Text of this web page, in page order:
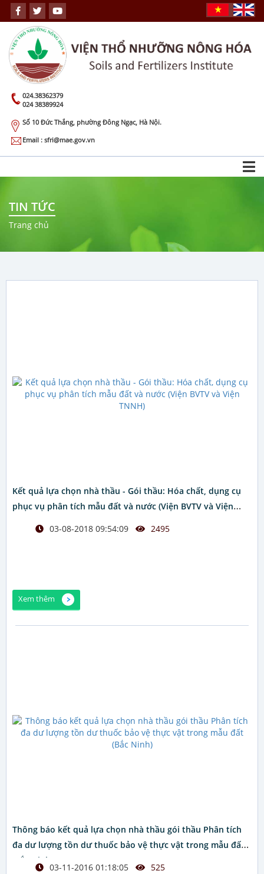
024.38362379
024 38389924
Số 10 Đức Thắng, phường Đông Ngạc, Hà Nội.
Email : sfri@mae.gov.vn
TIN TỨC
Trang chủ
Kết quả lựa chọn nhà thầu - Gói thầu: Hóa chất, dụng cụ
phục vụ phân tích mẫu đất và nước (Viện BVTV và Viện
03-08-2018 09:54:09 2495
Xem thêm
Thông báo kết quả lựa chọn nhà thầu gói thầu Phân tích
đa dư lượng tồn dư thuốc bảo vệ thực vật trong mẫu đất
(Bắc Ninh)
03-11-2016 01:18:05 525